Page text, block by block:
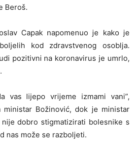
Beroš.
Capak napomenuo je kako je
kod zdravstvenog osoblja.
pozitivni na koronavirus je umrlo,
vas lijepo vrijeme izmami vani”,
ministar Božinović, dok je ministar
dobro stigmatizirati bolesnike s
nas može se razboljeti.